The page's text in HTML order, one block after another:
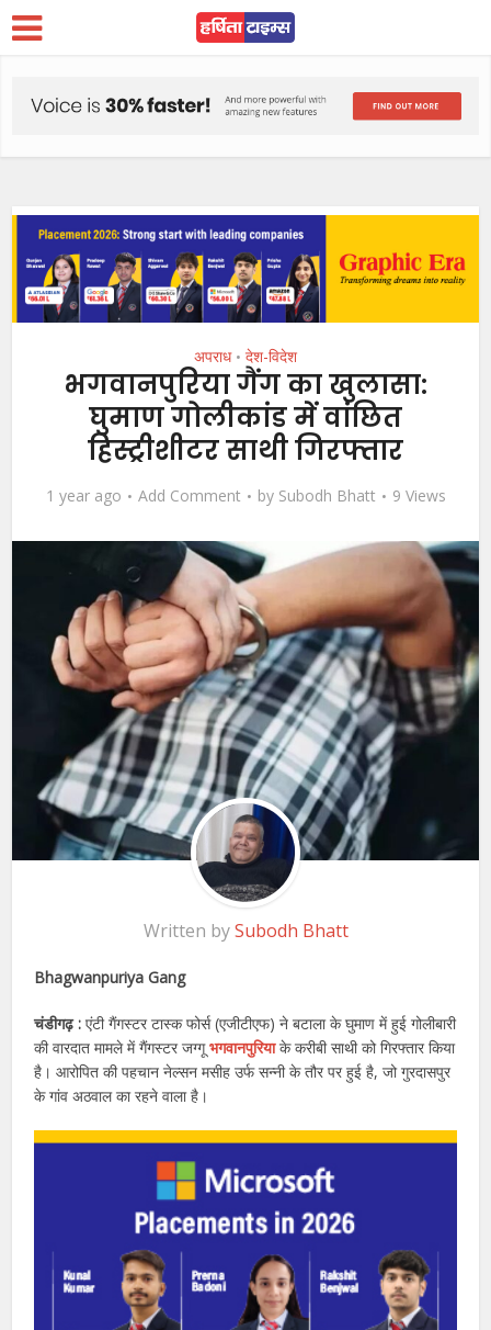
अपराध • देश-विदेश
भगवानपुरिया गैंग का खुलासा:
घुमाण गोलीकांड में वांछित
हिस्ट्रीशीटर साथी गिरफ्तार
1 year ago Add Comment by Subodh Bhatt 9 Views
Written bySubodh Bhatt
Bhagwanpuriya Gang
चंडीगढ़ : एंटी गैंगस्टर टास्क फोर्स (एजीटीएफ) ने बटाला के घुमाण में हुई गोलीबारी
की वारदात मामले में गैंगस्टर जग्गूभगवानपुरियाके करीबी साथी को गिरफ्तार किया
है। आरोपित की पहचान नेल्सन मसीह उर्फ सन्नी के तौर पर हुई है, जो गुरदासपुर
के गांव अठवाल का रहने वाला है।